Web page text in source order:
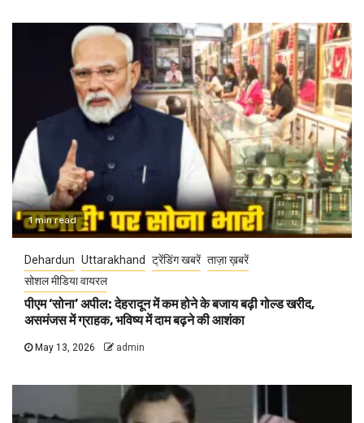
1 min read
Dehardun Uttarakhand ट्रेंडिंग खबरें ताज़ा ख़बरें
सोशल मीडिया वायरल
पीएम ‘सोना’ अपील: देहरादून में कम होने के बजाय बढ़ी गोल्ड खरीद,
असमंजस में ग्राहक, भविष्य में दाम बढ़ने की आशंका
May 13, 2026 admin